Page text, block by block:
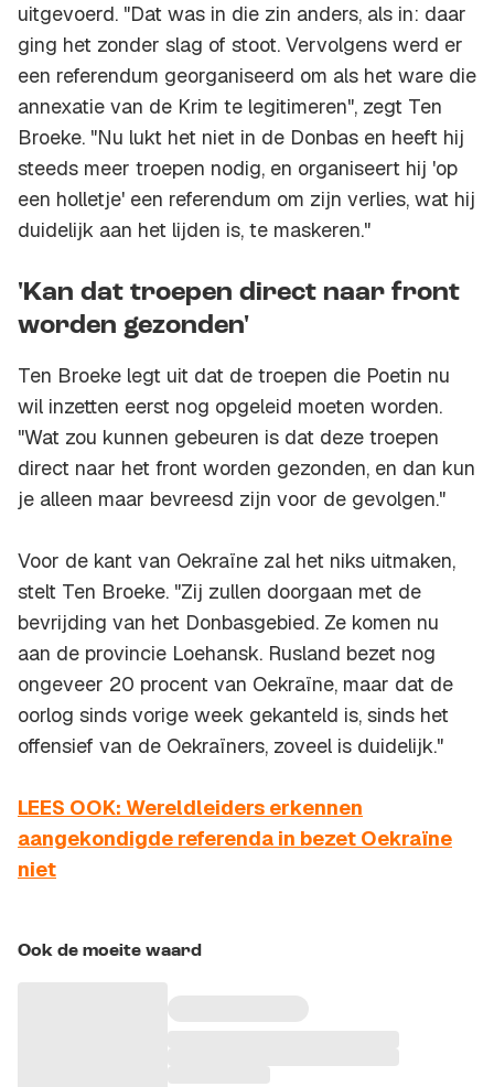
uitgevoerd. "Dat was in die zin anders, als in: daar
ging het zonder slag of stoot. Vervolgens werd er
een referendum georganiseerd om als het ware die
annexatie van de Krim te legitimeren", zegt Ten
Broeke. "Nu lukt het niet in de Donbas en heeft hij
steeds meer troepen nodig, en organiseert hij 'op
een holletje' een referendum om zijn verlies, wat hij
duidelijk aan het lijden is, te maskeren."
'Kan dat troepen direct naar front
worden gezonden'
Ten Broeke legt uit dat de troepen die Poetin nu
wil inzetten eerst nog opgeleid moeten worden.
"Wat zou kunnen gebeuren is dat deze troepen
direct naar het front worden gezonden, en dan kun
je alleen maar bevreesd zijn voor de gevolgen."
Voor de kant van Oekraïne zal het niks uitmaken,
stelt Ten Broeke. "Zij zullen doorgaan met de
bevrijding van het Donbasgebied. Ze komen nu
aan de provincie Loehansk. Rusland bezet nog
ongeveer 20 procent van Oekraïne, maar dat de
oorlog sinds vorige week gekanteld is, sinds het
offensief van de Oekraïners, zoveel is duidelijk."
LEES OOK: Wereldleiders erkennen
aangekondigde referenda in bezet Oekraïne
niet
Ook de moeite waard